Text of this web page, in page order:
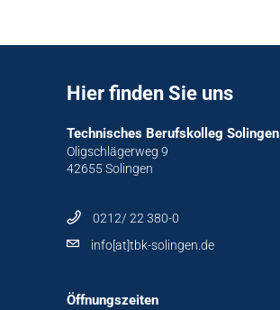
Hier finden Sie uns
Technisches Berufskolleg Solingen
Oligschlägerweg 9
42655 Solingen
0212/ 22 380-0
info[at]tbk-solingen.de
Öffnungszeiten